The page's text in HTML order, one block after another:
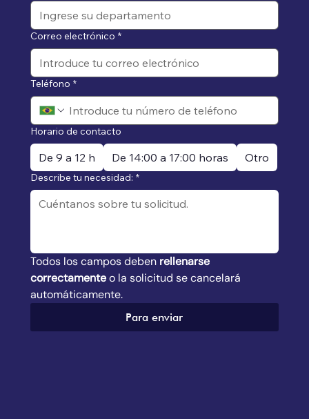
Correo electrónico *
Teléfono *
Horario de contacto
De 9 a 12 h De 14:00 a 17:00 horas Otro
Describe tu necesidad: *
Todos los campos deben rellenarse
correctamente o la solicitud se cancelará
automáticamente.
Para enviar